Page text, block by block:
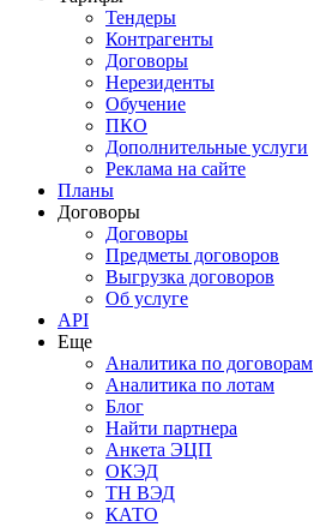
Тендеры
Контрагенты
Договоры
Нерезиденты
Обучение
ПКО
Дополнительные услуги
Реклама на сайте
Планы
Договоры
Договоры
Предметы договоров
Выгрузка договоров
Об услуге
API
Еще
Аналитика по договорам
Аналитика по лотам
Блог
Найти партнера
Анкета ЭЦП
ОКЭД
ТН ВЭД
КАТО